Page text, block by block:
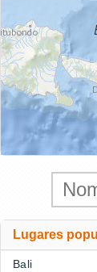
Lugares
Bali